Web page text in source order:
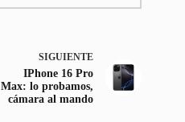
SIGUIENTE
IPhone 16 Pro
Max: lo probamos,
cámara al mando